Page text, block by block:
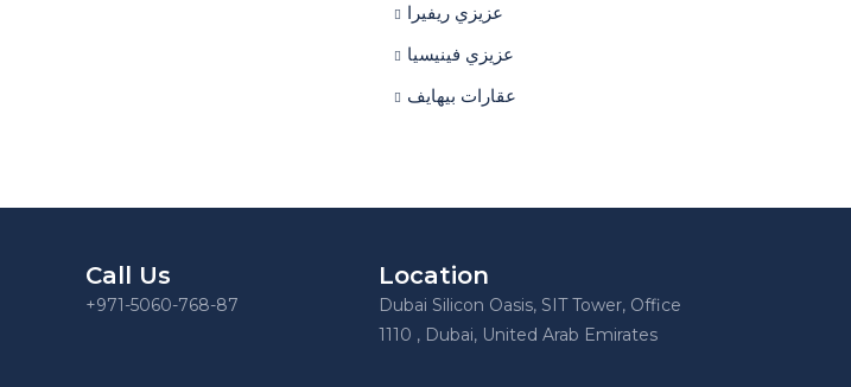
عزيزي ريفيرا
عزيزي فينيسيا
عقارات بيهايف
Call Us
+971-5060-768-87
Location
Dubai Silicon Oasis, SIT Tower, Office
1110 , Dubai, United Arab Emirates